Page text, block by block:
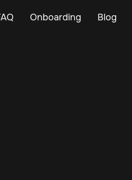
Onboarding Blog